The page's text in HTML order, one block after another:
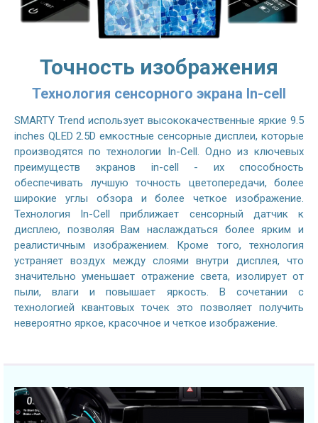
Точность изображения
Технология сенсорного экрана In-cell
SMARTY Trend использует высококачественные яркие 9.5
inches QLED 2.5D емкостные сенсорные дисплеи, которые
производятся по технологии In-Cell. Одно из ключевых
преимуществ экранов in-cell - их способность
обеспечивать лучшую точность цветопередачи, более
широкие углы обзора и более четкое изображение.
Технология In-Cell приближает сенсорный датчик к
дисплею, позволяя Вам наслаждаться более ярким и
реалистичным изображением. Кроме того, технология
устраняет воздух между слоями внутри дисплея, что
значительно уменьшает отражение света, изолирует от
пыли, влаги и повышает яркость. В сочетании с
технологией квантовых точек это позволяет получить
невероятно яркое, красочное и четкое изображение.